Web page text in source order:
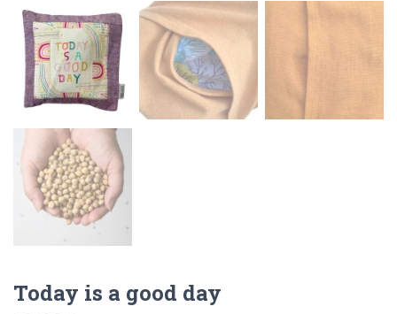
Today is a good day